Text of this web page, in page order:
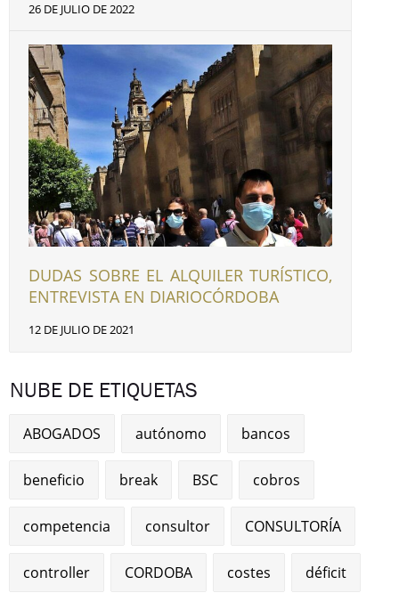
26 DE JULIO DE 2022
DUDAS SOBRE EL ALQUILER TURÍSTICO,
ENTREVISTA EN DIARIOCÓRDOBA
12 DE JULIO DE 2021
NUBE DE ETIQUETAS
ABOGADOS autónomo bancos
beneficio break BSC cobros
competencia consultor CONSULTORÍA
controller CORDOBA costes déficit